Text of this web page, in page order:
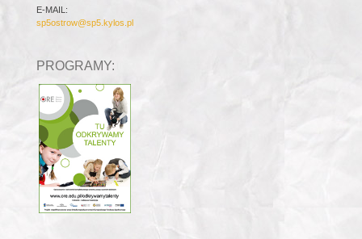
E-MAIL:
sp5ostrow@sp5.kylos.pl
PROGRAMY: